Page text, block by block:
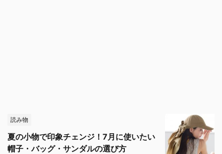
読み物
夏の小物で印象チェンジ！7月に使いたい
帽子・バッグ・サンダルの選び方